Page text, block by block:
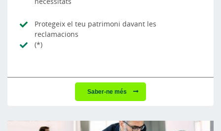
Protegeix el teu patrimoni davant les
reclamacions
(*)
Saber-ne més